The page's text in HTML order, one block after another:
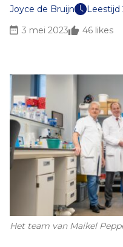
Joyce de Bruijn
Leestijd
3 mei 2023
46 likes
Het team van Maikel